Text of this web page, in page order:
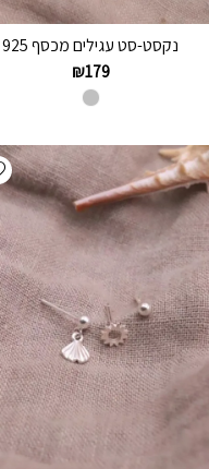
נקסט-סט עגילים מכסף 925
₪179